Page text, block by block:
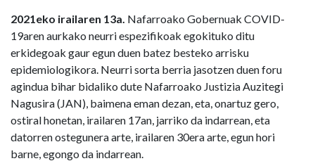
2021eko irailaren 13a. Nafarroako Gobernuak COVID-
19aren aurkako neurri espezifikoak egokituko ditu
erkidegoak gaur egun duen batez besteko arrisku
epidemiologikora. Neurri sorta berria jasotzen duen foru
agindua bihar bidaliko dute Nafarroako Justizia Auzitegi
Nagusira (JAN), baimena eman dezan, eta, onartuz gero,
ostiral honetan, irailaren 17an, jarriko da indarrean, eta
datorren ostegunera arte, irailaren 30era arte, egun hori
barne, egongo da indarrean.